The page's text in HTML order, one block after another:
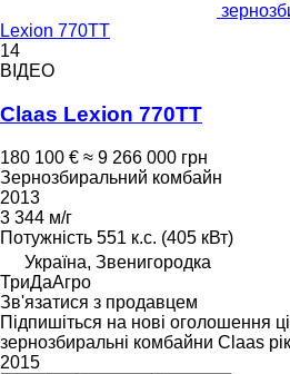
Lexion 770TT
14
ВІДЕО
Claas Lexion 770TT
180 100 € ≈ 9 266 000 грн
Зернозбиральний комбайн
2013
3 344 м/г
Потужність 551 к.с. (405 кВт)
Україна, Звенигородка
ТриДаАгро
Зв'язатися з продавцем
Підпишіться на нові оголошення
зернозбиральні комбайни Claas
2015